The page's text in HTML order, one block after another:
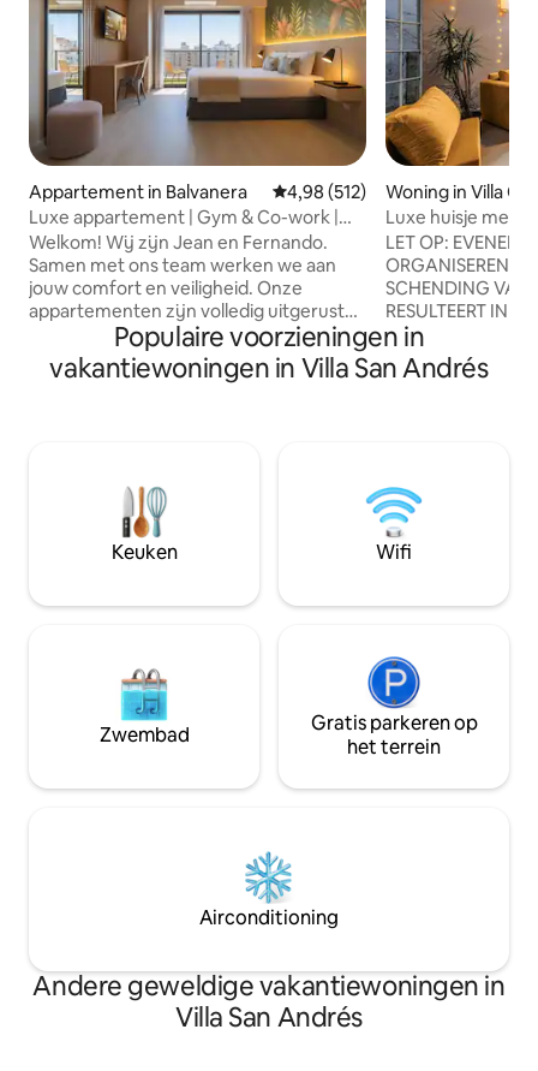
Appartement in Balvanera Gemiddelde beoordeling van
4,98 (512)
Luxe appartement | Gym & Co-work |
Downtown BA Obelisco
Welkom! Wij zijn Jean en Fernando.
Samen met ons team werken we aan
jouw comfort en veiligheid. Onze
appartementen zijn volledig uitgerust
(beddengoed, handdoeken,
toiletartikelen, enz.). We hebben
toplocaties in Palermo, Recoleta, Puerto
gratis bagageopslag op elk moment
voor vroege aankomsten of late
vertrekken. Lees verder voor meer
informatie over deze accommodatie en
Woning in Villa
Luxe huisje met
LET OP:
ORGANISEREN IS
SCHENDING VAN
RESULTEERT IN
HET MAXIMUM
BEPERKT TOT 10
van
van $ 300.
residentie, je
Volledig
buitenruimte - Privé zwembad - 4
Populaire voorzieningen in
vakantiewoningen in Villa San Andrés
Keuken Wifi
Zwembad
Gratis parkeren op
het terrein
Airconditioning
Andere geweldige vakantiewoningen in
Villa San Andrés